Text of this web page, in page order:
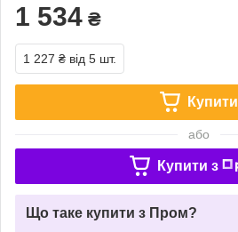
1 534 ₴
1 227 ₴ від 5 шт.
Купити
або
Купити з
Що таке купити з Пром?